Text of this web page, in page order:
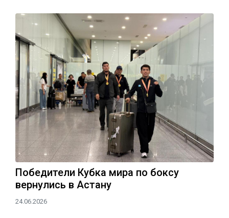
Победители Кубка мира по боксу
вернулись в Астану
24.06.2026